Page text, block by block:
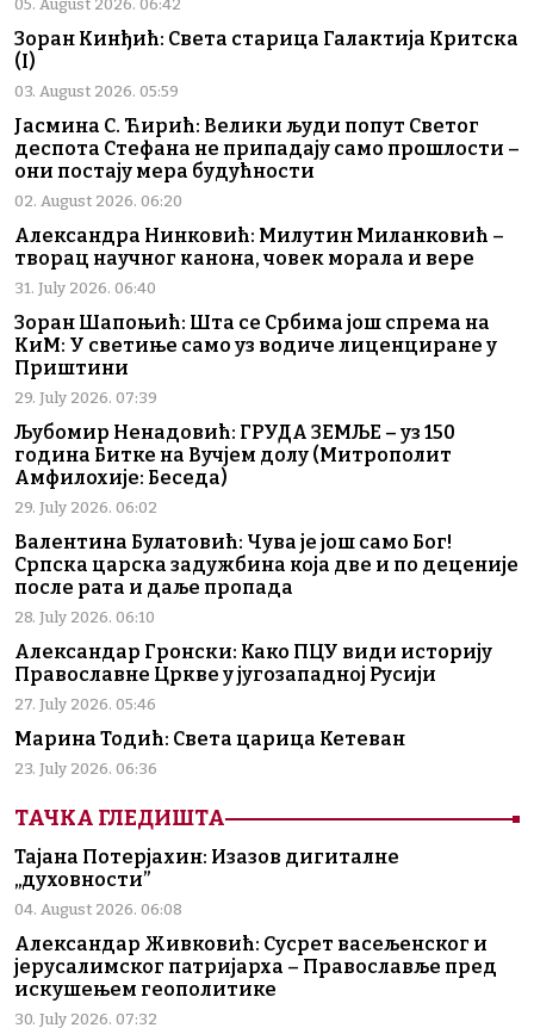
05. August 2026. 06:42
Зоран Кинђић: Света старица Галактија Критска
(I)
03. August 2026. 05:59
Јасмина С. Ћирић: Велики људи попут Светог
деспота Стефана не припадају само прошлости –
они постају мера будућности
02. August 2026. 06:20
Александра Нинковић: Милутин Миланковић –
творац научног канона, човек морала и вере
31. July 2026. 06:40
Зоран Шапоњић: Шта се Србима још спрема на
КиМ: У светиње само уз водиче лиценциране у
Приштини
29. July 2026. 07:39
Љубомир Ненадовић: ГРУДА ЗЕМЉЕ – уз 150
година Битке на Вучјем долу (Митрополит
Амфилохије: Беседа)
29. July 2026. 06:02
Валентина Булатовић: Чува је још само Бог!
Српска царска задужбина која две и по деценије
после рата и даље пропада
28. July 2026. 06:10
Александар Гронски: Како ПЦУ види историју
Православне Цркве у југозападној Русији
27. July 2026. 05:46
Марина Тодић: Света царица Кетеван
23. July 2026. 06:36
ТАЧКА ГЛЕДИШТА
Тајана Потерјахин: Изазов дигиталне
„духовности”
04. August 2026. 06:08
Александар Живковић: Сусрет васељенског и
јерусалимског патријарха – Православље пред
искушењем геополитике
30. July 2026. 07:32